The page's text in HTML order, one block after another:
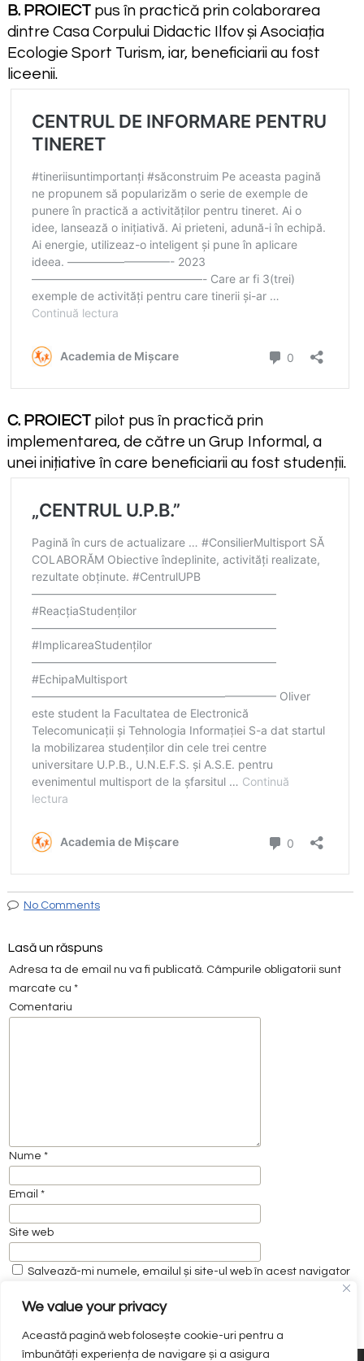
We value your privacy
Această pagină web folosește cookie-uri pentru a
îmbunătăți experiența de navigare și a asigura
B. PROIECTpus în practică prin colaborarea
dintre Casa Corpului Didactic Ilfov și Asociația
Ecologie Sport Turism, iar, beneficiarii au fost
liceenii.
C. PROIECTpilot pus în practică prin
implementarea, de către un Grup Informal, a
unei inițiative în care beneficiarii au fost studenții.
No Comments
Lasă un răspuns
Adresa ta de email nu va fi publicată. Câmpurile obligatorii sunt
marcate cu *
Comentariu
Nume *
Email *
Site web
Salvează-mi numele, emailul și site-ul web în acest navigator